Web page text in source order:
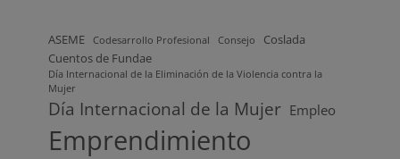
ASEME Codesarrollo Profesional Consejo
Coslada
Cuentos de Fundae
Día Internacional de la Eliminación de la Violencia contra la
Mujer
Día Internacional de la Mujer Empleo
Emprendimiento